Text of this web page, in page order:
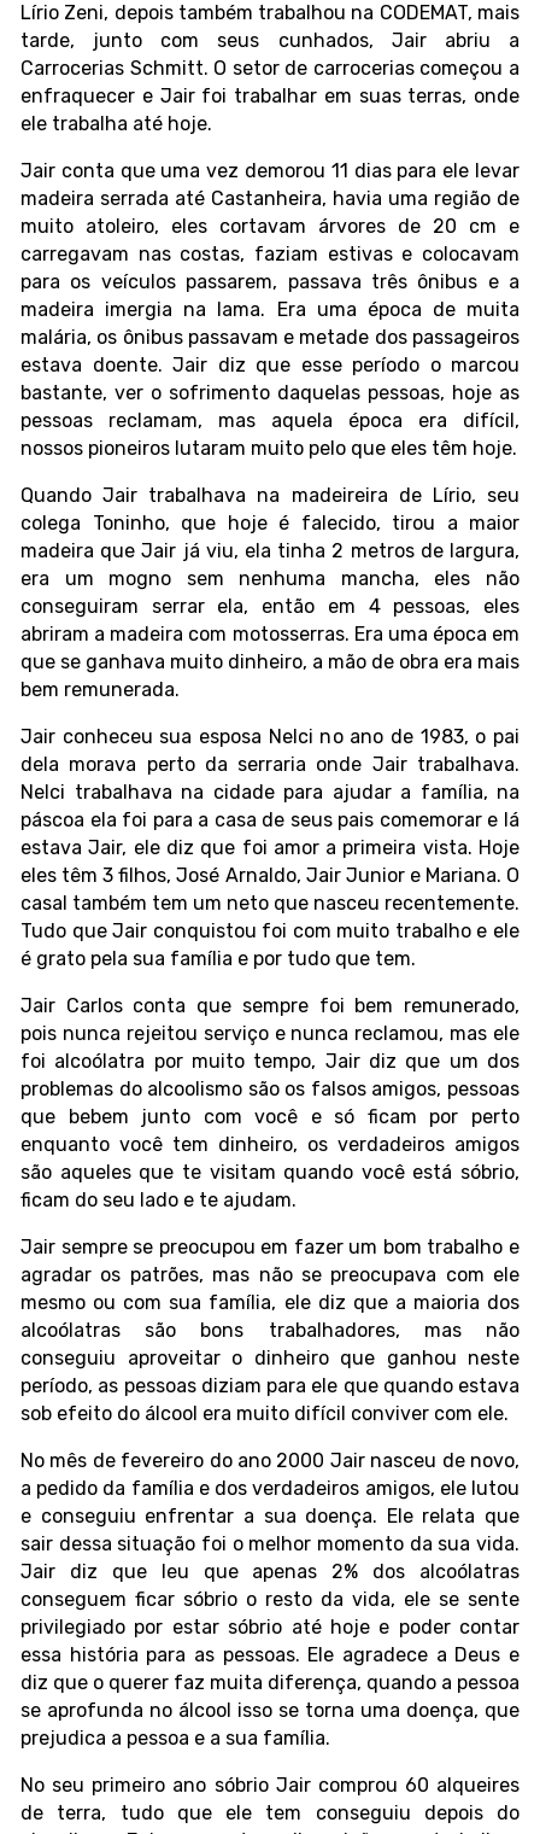
Lírio Zeni, depois também trabalhou na CODEMAT, mais
tarde, junto com seus cunhados, Jair abriu a
Carrocerias Schmitt. O setor de carrocerias começou a
enfraquecer e Jair foi trabalhar em suas terras, onde
ele trabalha até hoje.
Jair conta que uma vez demorou 11 dias para ele levar
madeira serrada até Castanheira, havia uma região de
muito atoleiro, eles cortavam árvores de 20 cm e
carregavam nas costas, faziam estivas e colocavam
para os veículos passarem, passava três ônibus e a
madeira imergia na lama. Era uma época de muita
malária, os ônibus passavam e metade dos passageiros
estava doente. Jair diz que esse período o marcou
bastante, ver o sofrimento daquelas pessoas, hoje as
pessoas reclamam, mas aquela época era difícil,
nossos pioneiros lutaram muito pelo que eles têm hoje.
Quando Jair trabalhava na madeireira de Lírio, seu
colega Toninho, que hoje é falecido, tirou a maior
madeira que Jair já viu, ela tinha 2 metros de largura,
era um mogno sem nenhuma mancha, eles não
conseguiram serrar ela, então em 4 pessoas, eles
abriram a madeira com motosserras. Era uma época em
que se ganhava muito dinheiro, a mão de obra era mais
bem remunerada.
Jair conheceu sua esposa Nelci no ano de 1983, o pai
dela morava perto da serraria onde Jair trabalhava.
Nelci trabalhava na cidade para ajudar a família, na
páscoa ela foi para a casa de seus pais comemorar e lá
estava Jair, ele diz que foi amor a primeira vista. Hoje
eles têm 3 filhos, José Arnaldo, Jair Junior e Mariana. O
casal também tem um neto que nasceu recentemente.
Tudo que Jair conquistou foi com muito trabalho e ele
é grato pela sua família e por tudo que tem.
Jair Carlos conta que sempre foi bem remunerado,
pois nunca rejeitou serviço e nunca reclamou, mas ele
foi alcoólatra por muito tempo, Jair diz que um dos
problemas do alcoolismo são os falsos amigos, pessoas
que bebem junto com você e só ficam por perto
enquanto você tem dinheiro, os verdadeiros amigos
são aqueles que te visitam quando você está sóbrio,
ficam do seu lado e te ajudam.
Jair sempre se preocupou em fazer um bom trabalho e
agradar os patrões, mas não se preocupava com ele
mesmo ou com sua família, ele diz que a maioria dos
alcoólatras são bons trabalhadores, mas não
conseguiu aproveitar o dinheiro que ganhou neste
período, as pessoas diziam para ele que quando estava
sob efeito do álcool era muito difícil conviver com ele.
No mês de fevereiro do ano 2000 Jair nasceu de novo,
a pedido da família e dos verdadeiros amigos, ele lutou
e conseguiu enfrentar a sua doença. Ele relata que
sair dessa situação foi o melhor momento da sua vida.
Jair diz que leu que apenas 2% dos alcoólatras
conseguem ficar sóbrio o resto da vida, ele se sente
privilegiado por estar sóbrio até hoje e poder contar
essa história para as pessoas. Ele agradece a Deus e
diz que o querer faz muita diferença, quando a pessoa
se aprofunda no álcool isso se torna uma doença, que
prejudica a pessoa e a sua família.
No seu primeiro ano sóbrio Jair comprou 60 alqueires
de terra, tudo que ele tem conseguiu depois do